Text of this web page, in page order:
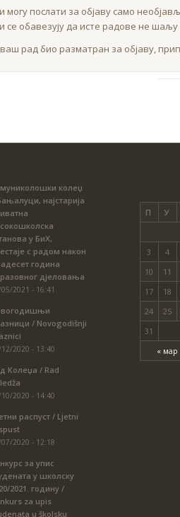
могу послати за објаву само
се обавезују да исте радове не
рад био разматран за објаву,
колеџ
најстарија
у БиХ,
с радом након
година
дјеловања
2021 - 16:41
/ Novogodišnji
2020 - 13:40
Колеџа / Rad
2020 - 14:40
распуст / Ljetni
2020 - 12:18
за упис
у школску
2021. годину /
za upis
u školsku
П У
« мар
3
4
10
11
17
18
24
25
31